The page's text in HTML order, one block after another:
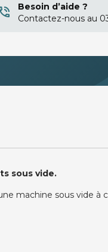
Besoin d’aide ?
Contactez-nous au
sous vide.
machine sous vide à